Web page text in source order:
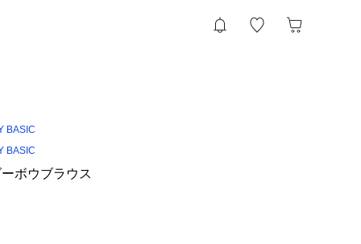
BASIC
BASIC
ボウブラウス